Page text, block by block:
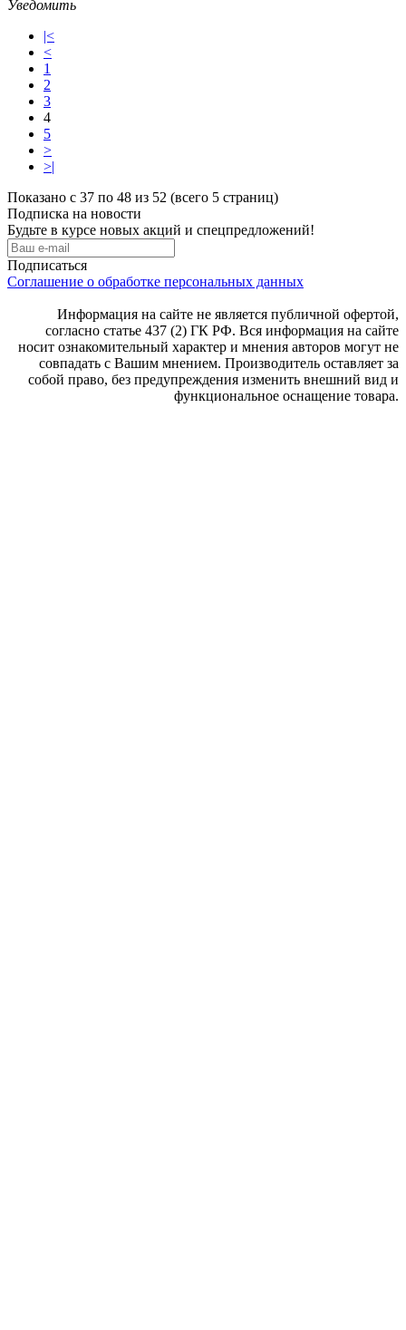
Уведомить
|<
<
1
2
3
4
5
>
>|
Показано с 37 по 48 из 52 (всего 5 страниц)
Подписка на новости
Будьте в курсе новых акций и спецпредложений!
Подписаться
Соглашение о обработке персональных данных
Информация на сайте не является публичной офертой,
согласно статье 437 (2) ГК РФ. Вся информация на сайте
носит ознакомительный характер и мнения авторов могут не
совпадать с Вашим мнением. Производитель оставляет за
собой право, без предупреждения изменить внешний вид и
функциональное оснащение товара.